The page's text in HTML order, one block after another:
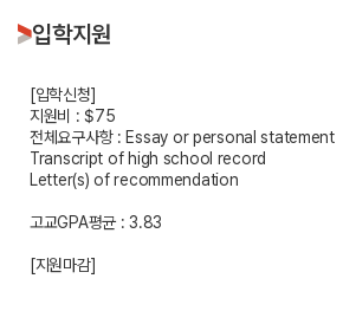
입학지원
[입학신청]
지원비 : $75
전체요구사항 : Essay or personal statement
Transcript of high school record
Letter(s) of recommendation
고교GPA평균 : 3.83
[지원마감]